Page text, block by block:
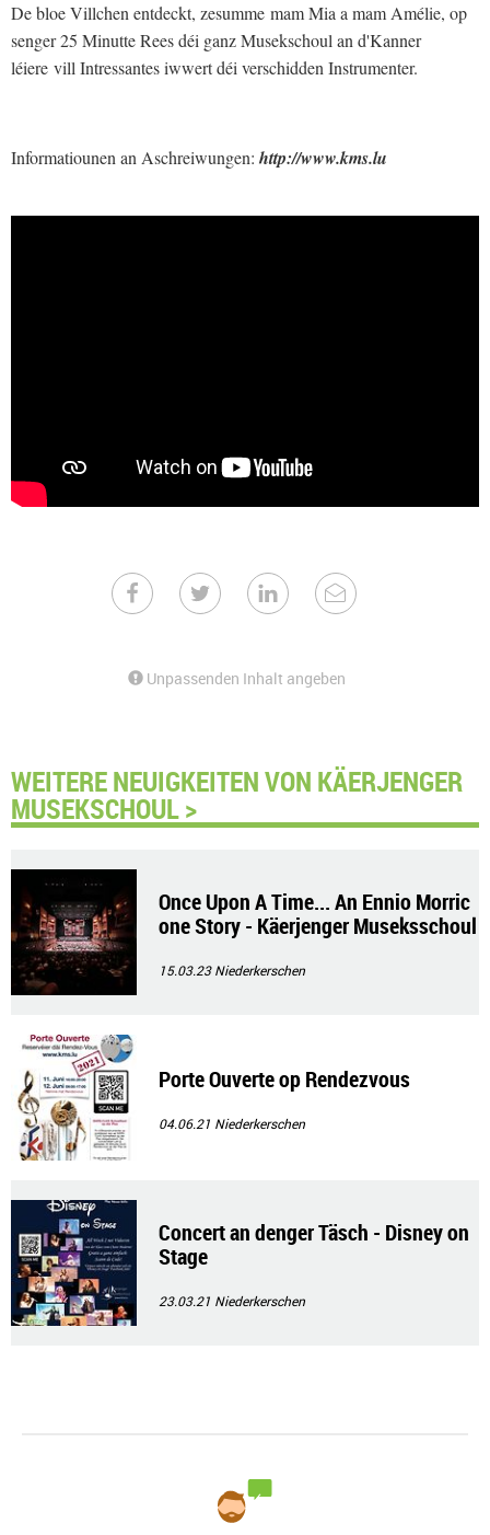
De bloe Villchen entdeckt, zesumme mam Mia a mam Amélie, op
senger 25 Minutte Rees déi ganz Musekschoul an d'Kanner
léiere vill Intressantes iwwert déi verschidden Instrumenter.
Informatiounen an Aschreiwungen: http://www.kms.lu
Unpassenden Inhalt angeben
WEITERE NEUIGKEITEN VON KÄERJENGER
MUSEKSCHOUL >
Once Upon A Time... An Ennio Morric
one Story - Käerjenger Museksschoul
15.03.23Niederkerschen
Porte Ouverte op Rendezvous
04.06.21 Niederkerschen
Concert an denger Täsch - Disney on
Stage
23.03.21 Niederkerschen